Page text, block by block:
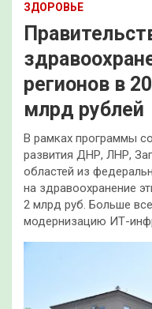
ЗДОРОВЬЕ
регионов в
млрд рублей
В рамках программы
развития ДНР, ЛНР,
областей из
на здравоохранение
2 млрд руб. Больше
модернизацию ИТ-